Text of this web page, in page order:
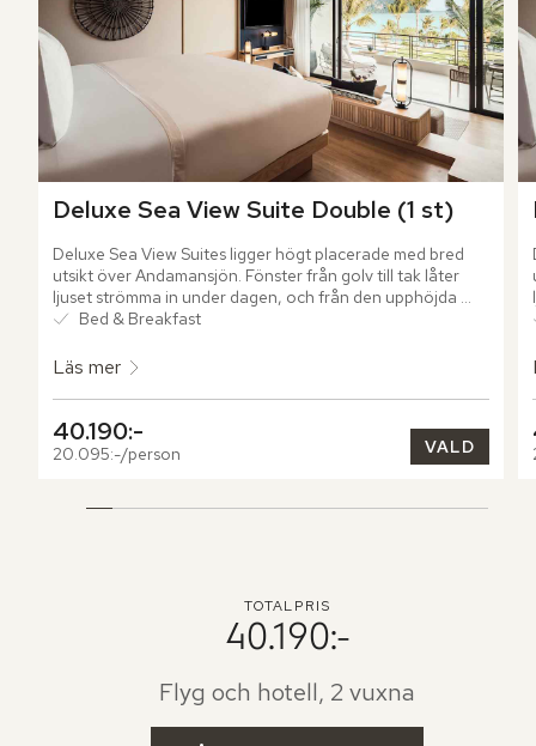
Deluxe Sea View Suite Double (1 st)
Deluxe Sea View Suites ligger högt placerade med bred
utsikt över Andamansjön. Fönster från golv till tak låter
ljuset strömma in under dagen, och från den upphöjda
sovdelen möter du den oändliga horisonten framför dig.
Bed & Breakfast
Läs mer
40.190:-
20.095:-/person VALD
TOTALPRIS
40.190:-
Flyg och hotell, 2 vuxna